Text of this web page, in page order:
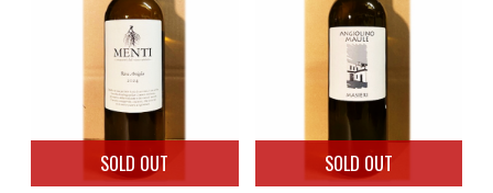
SOLD OUT SOLD OUT